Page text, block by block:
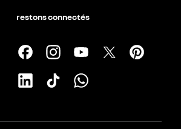
restons connectés